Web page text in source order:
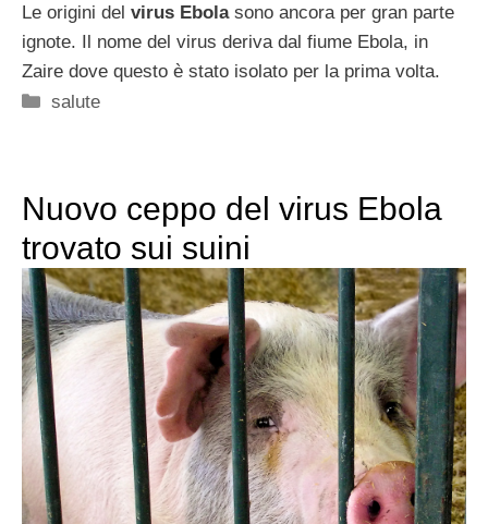
Le origini del virus Ebolasono ancora per gran parte
ignote. Il nome del virus deriva dal fiume Ebola, in
Zaire dove questo è stato isolato per la prima volta.
Categorie
salute
Nuovo ceppo del virus Ebola
trovato sui suini